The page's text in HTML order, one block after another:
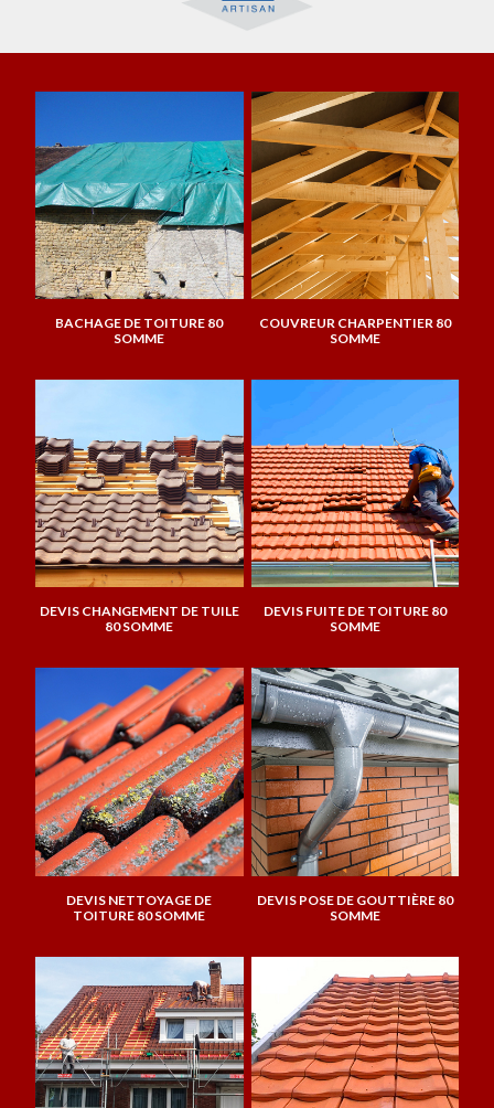
BACHAGE DE TOITURE 80
SOMME
COUVREUR CHARPENTIER 80
SOMME
DEVIS CHANGEMENT DE TUILE
80 SOMME
DEVIS FUITE DE TOITURE 80
SOMME
DEVIS NETTOYAGE DE
TOITURE 80 SOMME
DEVIS POSE DE GOUTTIÈRE 80
SOMME